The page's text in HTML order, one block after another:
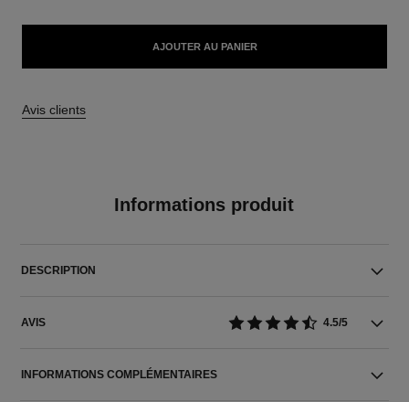
AJOUTER AU PANIER
Avis clients
Informations produit
DESCRIPTION
AVIS 4.5/5
INFORMATIONS COMPLÉMENTAIRES